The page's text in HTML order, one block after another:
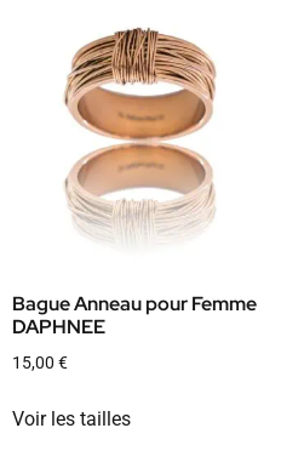
Bague Anneau pour Femme
DAPHNEE
15,00 €
Voir les tailles